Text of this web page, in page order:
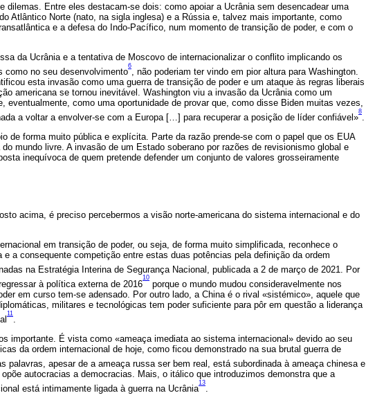
dilemas. Entre eles destacam-se dois: como apoiar a Ucrânia sem desencadear uma
Atlântico Norte (nato, na sigla inglesa) e a Rússia e, talvez mais importante, como
e a defesa do Indo-Pacífico, num momento de transição de poder, e com o
da Ucrânia e a tentativa de Moscovo de internacionalizar o conflito implicando os
como no seu desenvolvimento
6
, não poderiam ter vindo em pior altura para Washington.
esta invasão como uma guerra de transição de poder e um ataque às regras liberais
americana se tornou inevitável. Washington viu a invasão da Ucrânia como um
eventualmente, como uma oportunidade de provar que, como disse Biden muitas vezes,
a voltar a envolver-se com a Europa […] para recuperar a posição de líder confiável»
8
.
de forma muito pública e explícita. Parte da razão prende-se com o papel que os EUA
mundo livre. A invasão de um Estado soberano por razões de revisionismo global e
inequívoca de quem pretende defender um conjunto de valores grosseiramente
acima, é preciso percebermos a visão norte-americana do sistema internacional e do
em transição de poder, ou seja, de forma muito simplificada, reconhece o
a consequente competição entre estas duas potências pela definição da ordem
na Estratégia Interina de Segurança Nacional, publicada a 2 de março de 2021. Por
à política externa de 2016
10
porque o mundo mudou consideravelmente nos
em curso tem-se adensado. Por outro lado, a China é o rival «sistémico», aquele que
militares e tecnológicas tem poder suficiente para pôr em questão a liderança
11
importante. É vista como «ameaça imediata ao sistema internacional» devido ao seu
da ordem internacional de hoje, como ficou demonstrado na sua brutal guerra de
palavras, apesar de a ameaça russa ser bem real, está subordinada à ameaça chinesa e
autocracias a democracias. Mais, o itálico que introduzimos demonstra que a
está intimamente ligada à guerra na Ucrânia
13
.